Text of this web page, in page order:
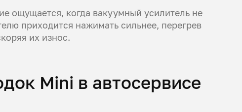
ощущается, когда вакуумный усилитель не
приходится нажимать сильнее, перегрев
их износ.
Mini в автосервисе